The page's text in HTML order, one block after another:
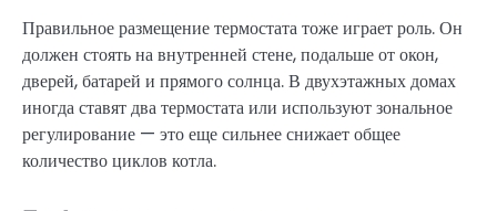
Правильное размещение термостата тоже играет роль. Он
должен стоять на внутренней стене, подальше от окон,
дверей, батарей и прямого солнца. В двухэтажных домах
иногда ставят два термостата или используют зональное
регулирование — это еще сильнее снижает общее
количество циклов котла.